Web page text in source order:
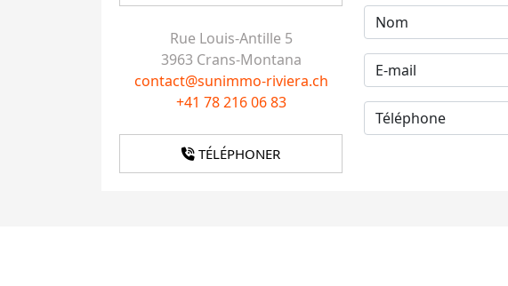
Rue Louis-Antille 5
3963 Crans-Montana
contact@sunimmo-riviera.ch
+41 78 216 06 83
TÉLÉPHONER